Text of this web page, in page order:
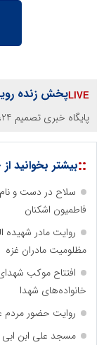
پخش زنده
پایگاه خبری تصمیم 24، رویداد جدیدی را ثبت نکرده است.
::بیشتر بخوانید از
سلاح در دست و
فاطمیون اشکنان
روایت مادر شهیده
مظلومیت مادران غزه
افتتاح موکب
خانواده‌های شهدا
روایت حضور مردم
مسجد علی ابن